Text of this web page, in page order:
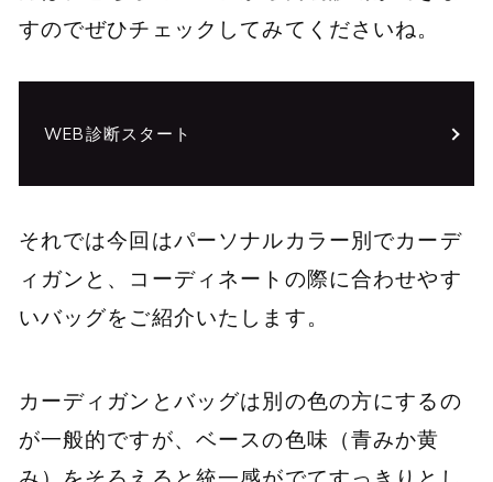
すのでぜひチェックしてみてくださいね。
WEB診断スタート
それでは今回はパーソナルカラー別でカーデ
ィガンと、コーディネートの際に合わせやす
いバッグをご紹介いたします。
カーディガンとバッグは別の色の方にするの
が一般的ですが、ベースの色味（青みか黄